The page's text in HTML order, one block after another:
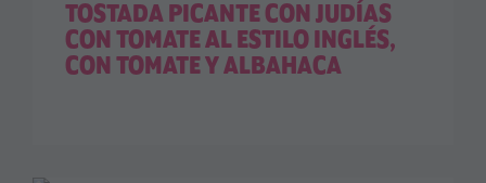
TOSTADA PICANTE CON JUDÍAS
CON TOMATE AL ESTILO INGLÉS,
CON TOMATE Y ALBAHACA